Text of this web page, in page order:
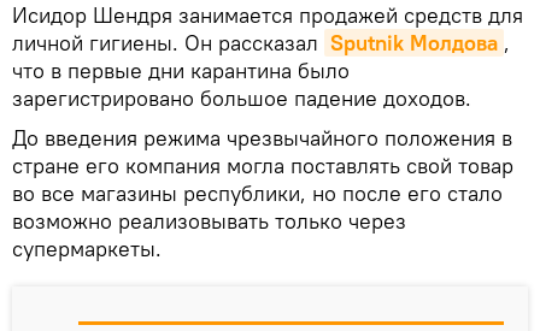
Исидор Шендря занимается продажей средств для
личной гигиены. Он рассказал Sputnik Молдова ,
что в первые дни карантина было
зарегистрировано большое падение доходов.
До введения режима чрезвычайного положения в
стране его компания могла поставлять свой товар
во все магазины республики, но после его стало
возможно реализовывать только через
супермаркеты.